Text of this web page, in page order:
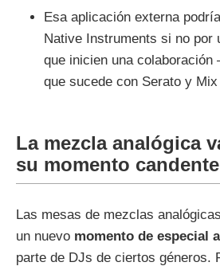
Esa aplicación externa
Native Instruments si no por
que inicien una colaboración
que sucede con Serato y
La mezcla analógica
su momento candente
Las mesas de mezclas
un nuevo momento de especial
parte de DJs de ciertos géneros.